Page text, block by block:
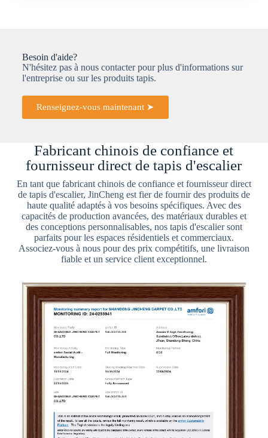
Besoin d'aide?
N'hésitez pas à nous contacter pour plus d'informations sur
l'entreprise ou sur les produits tapis.
Renseignez-vous maintenant ➤
Fabricant chinois de confiance et
fournisseur direct de tapis d'escalier
En tant que fabricant chinois de confiance et fournisseur direct
de tapis d'escalier, JinCheng est fier de fournir des produits de
haute qualité adaptés à vos besoins spécifiques. Avec des
capacités de production avancées, des matériaux durables et
des conceptions personnalisables, nos tapis d'escalier sont
parfaits pour les espaces résidentiels et commerciaux.
Associez-vous à nous pour des prix compétitifs, une livraison
fiable et un service client exceptionnel.